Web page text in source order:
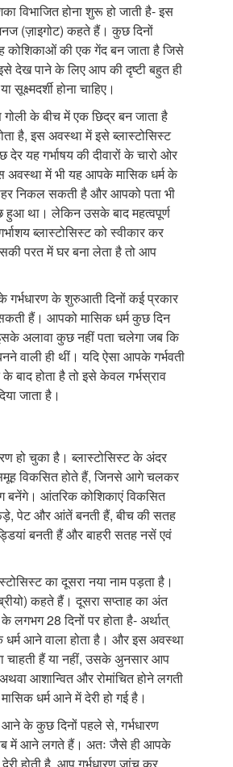
विभाजित होना शुरू हो जाती है- इस
(ज़ाइगोट) कहते हैं। कुछ दिनों
कोशिकाओं की एक गेंद बन जाता है जिसे
देख पाने के लिए आप की दृष्टी बहुत ही
सूक्ष्मदर्शी होना चाहिए।
के बीच में एक छिद्र बन जाता है
है, इस अवस्था में इसे ब्लास्टोसिस्ट
यह गर्भाषय की दीवारों के चारो ओर
अवस्था में भी यह आपके मासिक धर्म के
निकल सकती है और आपको पता भी
हुआ था। लेकिन उसके बाद महत्वपूर्ण
ब्लास्टोसिस्ट को स्वीकार कर
परत में घर बना लेता है तो आप
के शुरुआती दिनों कई प्रकार
हैं। आपको मासिक धर्म कुछ दिन
अलावा कुछ नहीं पता चलेगा जब कि
वाली ही थीं। यदि ऐसा आपके गर्भवती
बाद होता है तो इसे केवल गर्भस्राव
जाता है।
हो चुका है। ब्लास्टोसिस्ट के अंदर
विकसित होते हैं, जिनसे आगे चलकर
बनेंगे। आंतरिक कोशिकाएं विकसित
पेट और आंतें बनती हैं, बीच की सतह
बनती हैं और बाहरी सतह नसें एवं
का दूसरा नया नाम पड़ता है।
कहते हैं। दूसरा सप्ताह का अंत
लगभग 28 दिनों पर होता है- अर्थात्
आने वाला होता है। और इस अवस्था
चाहती हैं या नहीं, उसके अुनसार आप
आशान्वित और रोमांचित होने लगती
धर्म आने में देरी हो गई है।
के कुछ दिनों पहले से, गर्भधारण
में आने लगते हैं। अतः जैसे ही आपके
होती है, आप गर्भधारण जांच कर